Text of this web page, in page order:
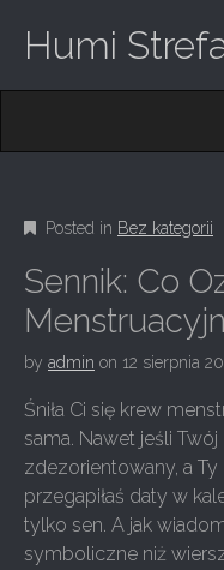
Humi
M
E
N
U
C
N
T
E
N
T
Posted in Bez kategorii
Sennik: Co
by admin on 12 sierpnia
Śniła Ci się krew
sama. Nawet jeśli
zdezorientowany, a Ty
przegapiłaś daty w
tylko sen. A jak
symboliczne niż